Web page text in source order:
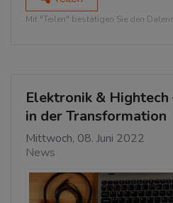
Mit "Teilen" bestätigen Sie den
Elektronik &
in der Transformation
Mittwoch, 08. Juni 2022
News